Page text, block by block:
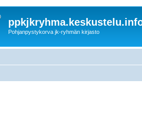
Pohjanpystykorva jk-ryhmän kirjasto